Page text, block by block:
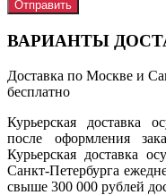
ВАРИАНТЫ
Доставка по Москве и
бесплатно
Курьерская доставка
после оформления
Курьерская доставка
Санкт-Петербурга
свыше 300 000 рублей